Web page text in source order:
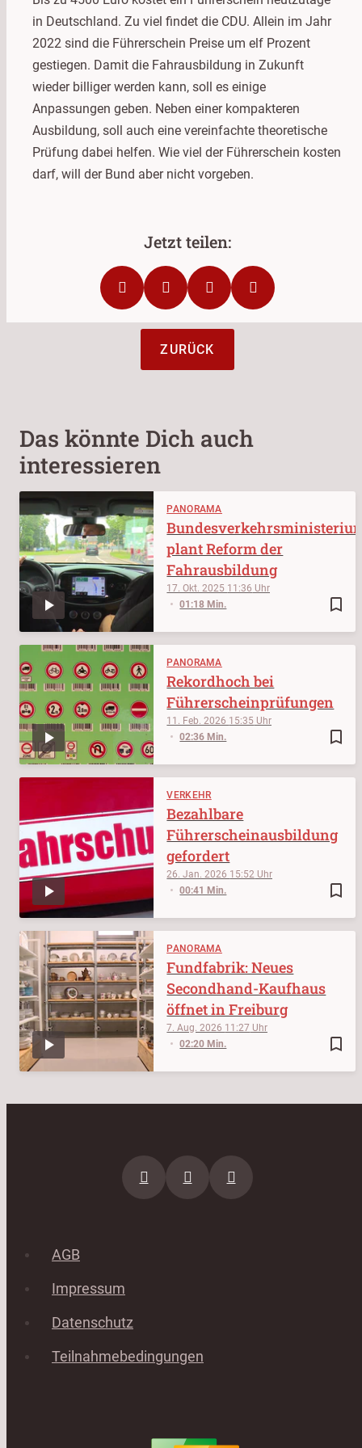
in Deutschland. Zu viel findet die CDU. Allein im Jahr
2022 sind die Führerschein Preise um elf Prozent
gestiegen. Damit die Fahrausbildung in Zukunft
wieder billiger werden kann, soll es einige
Anpassungen geben. Neben einer kompakteren
Ausbildung, soll auch eine vereinfachte theoretische
Prüfung dabei helfen. Wie viel der Führerschein kosten
darf, will der Bund aber nicht vorgeben.
ZURÜCK
Das könnte Dich auch
interessieren
PANORAMA
bookmark_border
17. Okt. 2025 11:36
01:18 Min.
plant Reform der
Fahrausbildung
PANORAMA
bookmark_border
11. Feb. 2026 15:35
02:36 Min.
Rekordhoch bei
Führerscheinprüfungen
VERKEHR
bookmark_border
26. Jan. 2026 15:52
00:41 Min.
Bezahlbare
Führerscheinausbildung
gefordert
PANORAMA
bookmark_border
7. Aug. 2026 11:27
02:20 Min.
Fundfabrik: Neues
Secondhand-Kaufhaus
öffnet in Freiburg
AGB
Impressum
Datenschutz
Teilnahmebedingungen